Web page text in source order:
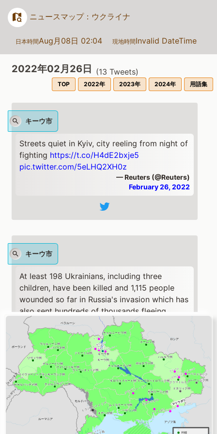
ニュースマップ：ウクライナ
日本時間Aug月08日 02:04 現地時間Invalid DateTime
2022年02月26日 (13 Tweets)
TOP 2022年 2023年 2024年 用語集
キーウ市
Streets quiet in Kyiv, city reeling from night of
fighting https://t.co/H4dE2bxje5
pic.twitter.com/5eLHQ2XH0z
— Reuters (@Reuters)
February 26, 2022
キーウ市
At least 198 Ukrainians, including three
children, have been killed and 1,115 people
wounded so far in Russia's invasion which has
also sent hundreds of thousands fleeing
westwards, clogging major highways and
railway lineshttps://t.co/qGfZN8gWSu
pic.twitter.com/Gx5ZpovDf0
— Reuters (@Reuters)
February 26, 2022